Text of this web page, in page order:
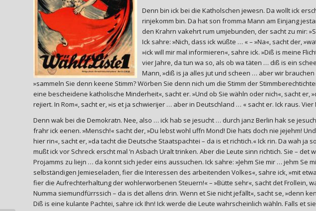
Denn bin ick bei die Katholschen jewesn. Da wollt ick
rinjekomm bin. Da hat son fromma Mann am Einjang
den Krahrn vakehrt rum umjebunden, der sacht zu mir:
Ick sahre: »Nich, dass ick wüßte … « – »Na«, sacht der,
»ick will mir mal informieren«, sahre ick. »Diß is meine
vier Jahre, da tun wa so, als ob wa täten … diß is ein
Mann, »diß is ja alles jut und scheen … aber wir brauchen
»sammeln Sie denn keene Stimm? Wörben Sie denn nich um die Stimm der
eine bescheidene katholische Minderheit«, sacht er. »Und ob Sie wähln oder nich«, sacht er,
rejiert. In Rom«, sacht er, »is et ja schwierijer … aber in Deutschland … « sacht er. Ick raus.
Denn wak bei die Demokratn. Nee, also … ick hab se jesucht … durch janz Berlin hak se
frahr ick eenen. »Mensch!« sacht der, »Du lebst wohl uffn Mond! Die hats doch nie jejehm!
hier rin«, sacht er, »da tacht die Deutsche Staatspachtei – da is et richtich.« Ick rin. Da wah ja
mußt ick vor Schreck erscht mal ’n Asbach Uralt trinken. Aber die Leute sinn richtich. Sie – det
Projamms zu liejn … da konnt sich jeder eins aussuchen. Ick sahre: »Jehm Sie mir … jehm Se
selbständigen Jemieseladen, fier die Interessen des arbeitenden Volkes«, sahre ick, »mit
fier die Aufrechterhaltung der wohlerworbenen Steuern!« – »Bütte sehr«, sacht det Frollein,
Numma siemundfürrssich – da is det allens drin. Wenn et Sie nicht jefällt«, sacht se, »denn
Diß is eine kulante Pachtei, sahre ick Ihn! Ick werde die Leute wahrscheinlich wähln. Falls et